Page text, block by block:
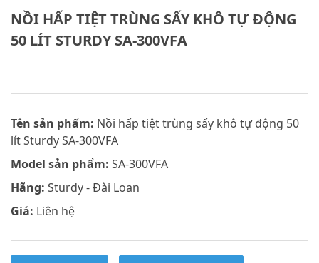
NỒI HẤP TIỆT TRÙNG SẤY KHÔ TỰ ĐỘNG
50 LÍT STURDY SA-300VFA
Tên sản phẩm: Nồi hấp tiệt trùng sấy khô tự động 50
lít Sturdy SA-300VFA
Model sản phẩm: SA-300VFA
Hãng: Sturdy - Đài Loan
Giá: Liên hệ